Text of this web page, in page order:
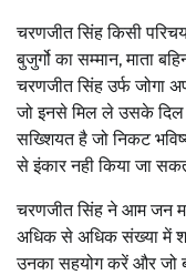
चरणजीत सिंह किसी
बुजुर्गो का सम्मान, माता
चरणजीत सिंह उर्फ जोगा
जो इनसे मिल ले उसके दिल
सख्शियत है जो निकट
से इंकार नही किया जा
चरणजीत सिंह ने आम जन
अधिक से अधिक संख्या में
उनका सहयोग करें और जो